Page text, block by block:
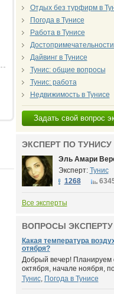
Отдых без турфирм в
Погода в Тунисе
Работа в Тунисе
Дайвинг в Тунисе
Тунис: общие вопросы
Тунис: работа
Недвижимость в Тунисе
Задать свой вопрос
ЭКСПЕРТ ПО ТУНИСУ
Эль Амари
Эксперт: Тунис
1268
Все эксперты
ВОПРОСЫ ЭКСПЕРТУ
Какая температура
отября?
Добрый вечер! Планируем
октября, начале ноября,
Тунис, Погода в Тунисе